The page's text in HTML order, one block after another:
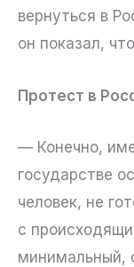
вернуться в
он показал,
Протест в
— Конечно,
государстве
человек, не
с
минимальный,